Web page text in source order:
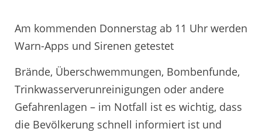
Am kommenden Donnerstag ab 11 Uhr werden
Warn-Apps und Sirenen getestet
Brände, Überschwemmungen, Bombenfunde,
Trinkwasserverunreinigungen oder andere
Gefahrenlagen – im Notfall ist es wichtig, dass
die Bevölkerung schnell informiert ist und